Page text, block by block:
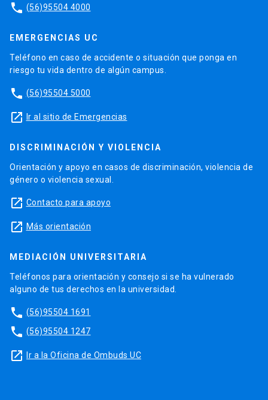
phone (56)95504 4000
EMERGENCIAS UC
Teléfono en caso de accidente o situación que ponga en
riesgo tu vida dentro de algún campus.
phone (56)95504 5000
launch Ir al sitio de Emergencias
DISCRIMINACIÓN Y VIOLENCIA
Orientación y apoyo en casos de discriminación, violencia de
género o violencia sexual.
launch Contacto para apoyo
launch Más orientación
MEDIACIÓN UNIVERSITARIA
Teléfonos para orientación y consejo si se ha vulnerado
alguno de tus derechos en la universidad.
phone (56)95504 1691
phone (56)95504 1247
launch Ir a la Oficina de Ombuds UC